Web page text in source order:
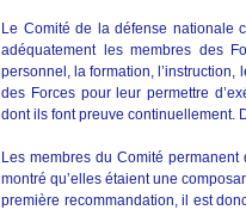
Le Comité de la défense nationale
adéquatement les membres des
personnel, la formation, l’instruction,
des Forces pour leur permettre
dont ils font preuve continuellement.
Les membres du Comité
montré qu’elles étaient une
première recommandation, il est